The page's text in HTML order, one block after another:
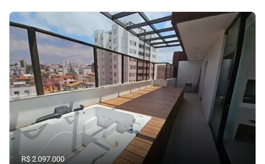
R$ 2.097.000